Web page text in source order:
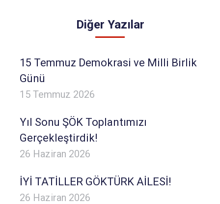
Diğer Yazılar
15 Temmuz Demokrasi ve Milli Birlik
Günü
15 Temmuz 2026
Yıl Sonu ŞÖK Toplantımızı
Gerçekleştirdik!
26 Haziran 2026
İYİ TATİLLER GÖKTÜRK AİLESİ!
26 Haziran 2026